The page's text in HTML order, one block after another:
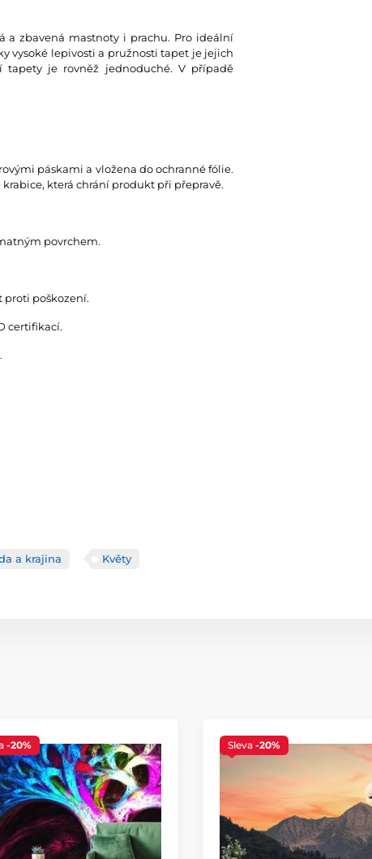
a zbavená mastnoty i prachu. Pro ideální
vysoké lepivosti a pružnosti tapet je jejich
tapety je rovněž jednoduché. V případě
páskami a vložena do ochranné fólie.
která chrání produkt při přepravě.
povrchem.
proti poškození.
certifikací.
a krajina Květy
-20% Sleva -20%